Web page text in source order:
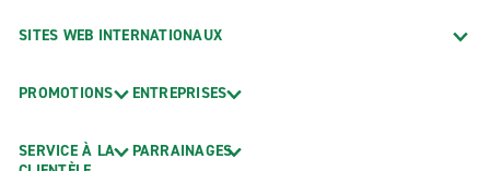
SITES WEB INTERNATIONAUX
PROMOTIONS
SERVICE À LA
ENTREPRISES
PARRAINAGES